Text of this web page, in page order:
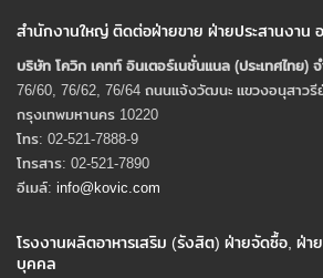
สำนักงานใหญ่ ติดต่อฝ่ายขาย ฝ่ายประสานงาน
บริษัท โควิก เคทท์ อินเตอร์เนชั่นแนล (ประเทศไทย)
76/60, 76/62, 76/64 ถนนแจ้งวัฒนะ แขวงอนุสาวรี
กรุงเทพมหานคร 10220
โทร: 02-521-7888-9
โทรสาร: 02-521-7890
อีเมล์: info@kovic.com
โรงงานผลิตอาหารเสริม (รังสิต) ฝ่ายจัดซื้อ, ฝ่า
บุคคล